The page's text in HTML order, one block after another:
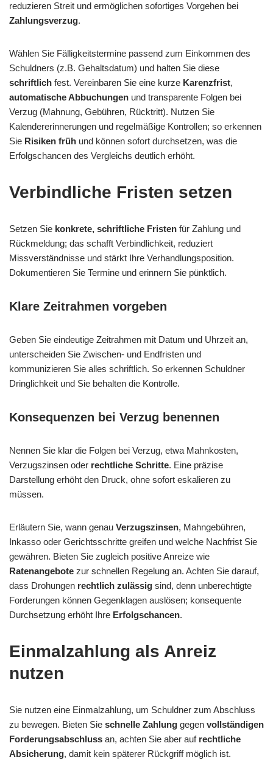
reduzieren Streit und ermöglichen sofortiges Vorgehen bei
Zahlungsverzug.
Wählen Sie Fälligkeitstermine passend zum Einkommen des
Schuldners (z.B. Gehaltsdatum) und halten Sie diese
schriftlich fest. Vereinbaren Sie eine kurze Karenzfrist,
automatische Abbuchungen und transparente Folgen bei
Verzug (Mahnung, Gebühren, Rücktritt). Nutzen Sie
Kalendererinnerungen und regelmäßige Kontrollen; so erkennen
Sie Risiken früh und können sofort durchsetzen, was die
Erfolgschancen des Vergleichs deutlich erhöht.
Verbindliche Fristen setzen
Setzen Sie konkrete, schriftliche Fristen für Zahlung und
Rückmeldung; das schafft Verbindlichkeit, reduziert
Missverständnisse und stärkt Ihre Verhandlungsposition.
Dokumentieren Sie Termine und erinnern Sie pünktlich.
Klare Zeitrahmen vorgeben
Geben Sie eindeutige Zeitrahmen mit Datum und Uhrzeit an,
unterscheiden Sie Zwischen- und Endfristen und
kommunizieren Sie alles schriftlich. So erkennen Schuldner
Dringlichkeit und Sie behalten die Kontrolle.
Konsequenzen bei Verzug benennen
Nennen Sie klar die Folgen bei Verzug, etwa Mahnkosten,
Verzugszinsen oder rechtliche Schritte. Eine präzise
Darstellung erhöht den Druck, ohne sofort eskalieren zu
müssen.
Erläutern Sie, wann genau Verzugszinsen, Mahngebühren,
Inkasso oder Gerichtsschritte greifen und welche Nachfrist Sie
gewähren. Bieten Sie zugleich positive Anreize wie
Ratenangebote zur schnellen Regelung an. Achten Sie darauf,
dass Drohungen rechtlich zulässig sind, denn unberechtigte
Forderungen können Gegenklagen auslösen; konsequente
Durchsetzung erhöht Ihre Erfolgschancen.
Einmalzahlung als Anreiz
nutzen
Sie nutzen eine Einmalzahlung, um Schuldner zum Abschluss
zu bewegen. Bieten Sie schnelle Zahlung gegen vollständigen
Forderungsabschluss an, achten Sie aber auf rechtliche
Absicherung, damit kein späterer Rückgriff möglich ist.